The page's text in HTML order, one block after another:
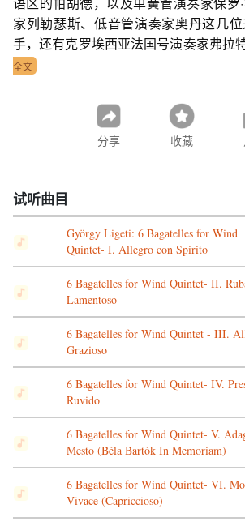
家列勒瑟斯、低音管演奏家奥丹这几
手，还有克罗埃西亚法国号演奏家弗拉
全文
分享 收藏
试听曲目
György Ligeti: 6 Bagatelles for Wind
Quintet- I. Allegro con Spirito
6 Bagatelles for Wind Quintet- II.
Lamentoso
6 Bagatelles for Wind Quintet - III.
Grazioso
6 Bagatelles for Wind Quintet- IV.
Ruvido
6 Bagatelles for Wind Quintet- V.
Mesto (Béla Bartók In Memoriam)
6 Bagatelles for Wind Quintet- VI.
Vivace (Capriccioso)